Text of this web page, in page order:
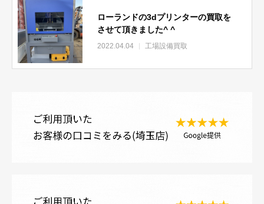
ローランドの3dプリンターの買取を
させて頂きました^ ^
2022.04.04 工場設備買取